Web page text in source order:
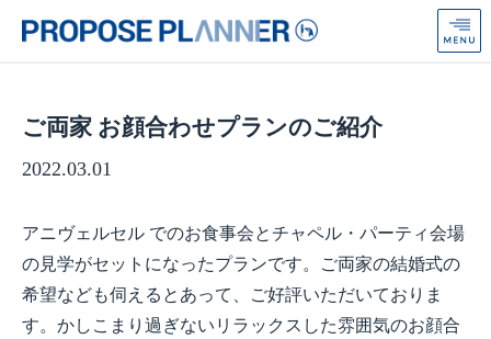
ロ
プ
from
Anniversaire
ご両家 お顔合わせプランのご紹介
2022.03.01
アニヴェルセル でのお食事会とチャペル・パーティ会場
の見学がセットになったプランです。ご両家の結婚式の
希望なども伺えるとあって、ご好評いただいておりま
す。かしこまり過ぎないリラックスした雰囲気のお顔合